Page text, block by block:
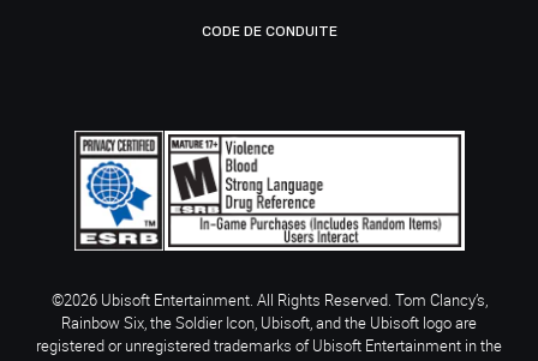
CODE DE CONDUITE
©2026 Ubisoft Entertainment. All Rights Reserved. Tom Clancy’s,
Rainbow Six, the Soldier Icon, Ubisoft, and the Ubisoft logo are
registered or unregistered trademarks of Ubisoft Entertainment in the